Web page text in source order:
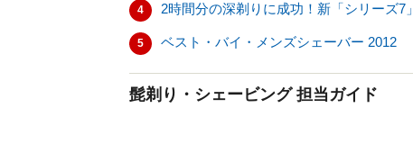
4 2時間分の深剃りに成功！新「シリーズ7」
5 ベスト・バイ・メンズシェーバー 2012
髭剃り・シェービング 担当ガイド